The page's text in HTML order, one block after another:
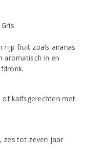
rijp fruit zoals ananas
aromatisch in en
of kalfsgerechten met
zes tot zeven jaar